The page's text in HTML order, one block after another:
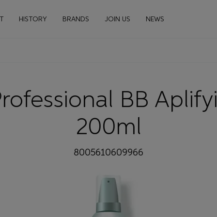
navigation
HISTORY BRANDS JOIN US NEWS
BB
200ml
8005610609966